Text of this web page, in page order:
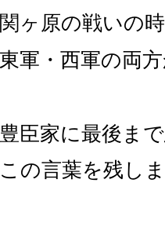
関ヶ原の戦いの時
東軍・西軍の両
豊臣家に最後ま
この言葉を残しま